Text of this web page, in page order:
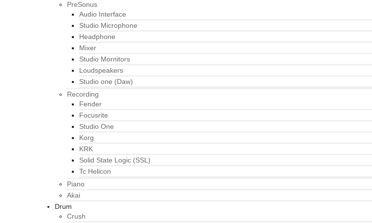
PreSonus
Audio Interface
Studio Microphone
Headphone
Mixer
Studio Mornitors
Loudspeakers
Studio one (Daw)
Recording
Fender
Focusrite
Studio One
Korg
KRK
Solid State Logic (SSL)
Tc Helicon
Piano
Akai
Drum
Crush